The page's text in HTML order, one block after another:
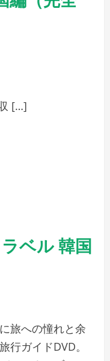
[…]
ベル 韓国
旅への憧れと余
行ガイドDVD。